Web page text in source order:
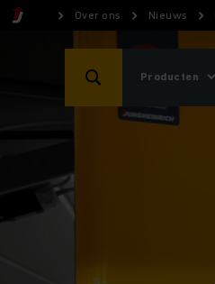
Over ons Nieuws
Producten